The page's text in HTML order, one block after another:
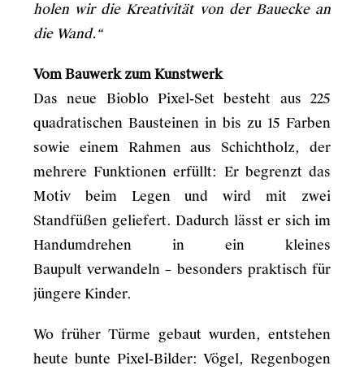
holen wir die Kreativität von der Bauecke an
die Wand.“
Vom Bauwerk zum Kunstwerk
Das neue Bioblo Pixel-Set besteht aus 225
quadratischen Bausteinen in bis zu 15 Farben
sowie einem Rahmen aus Schichtholz, der
mehrere Funktionen erfüllt: Er begrenzt das
Motiv beim Legen und wird mit zwei
Standfüßen geliefert. Dadurch lässt er sich im
Handumdrehen in ein kleines
Baupult verwandeln – besonders praktisch für
jüngere Kinder.
Wo früher Türme gebaut wurden, entstehen
heute bunte Pixel-Bilder: Vögel, Regenbogen